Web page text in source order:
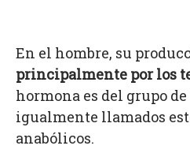
En el hombre, su
principalmente por los
hormona es del grupo
igualmente llamados
anabólicos.